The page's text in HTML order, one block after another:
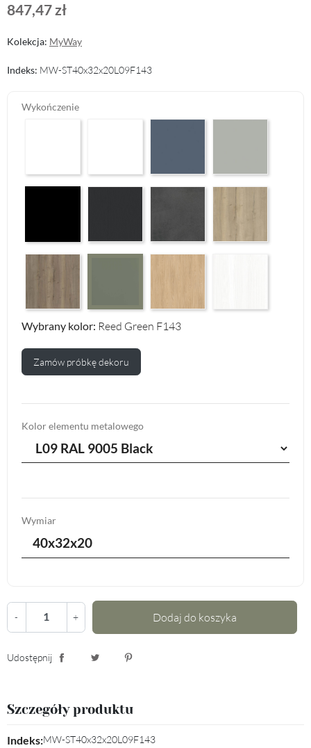
847,47 zł
Kolekcja: MyWay
Indeks: MW-ST40x32x20L09F143
Wykończenie
Wybrany kolor: Reed Green F143
Zamów próbkę dekoru
Kolor elementu metalowego
Wymiar
40x32x20
- + Dodaj do koszyka
Udostępnij
Szczegóły produktu
Indeks:MW-ST40x32x20L09F143